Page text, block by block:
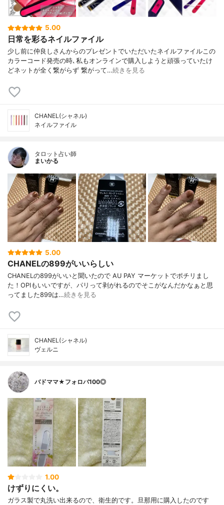
5.00
日常を彩るネイルファイル
少し前に仲良しさんからのプレゼントでいただいたネイルファイルこの
カラーコード発売の時､私もオンラインで購入しようと頑張っていたけ
どネットが全く繋がらず 繋がって…続きを見る
CHANEL(シャネル)
ネイルファイル
タロット占い師
まいかる
5.00
CHANELの899がいいらしい
CHANELの899がいいと聞いたので AU PAY マーケットでポチリまし
た！OPIもいいですが、パリって剥がれるのでそこがなんだかなぁと思
ってました899は…続きを見る
CHANEL(シャネル)
ヴェルニ
バドママ★フォロバ100◎
1.00
けずりにくい。
ガラス製で丸洗い出来るので、衛生的です。旦那用に購入したのです